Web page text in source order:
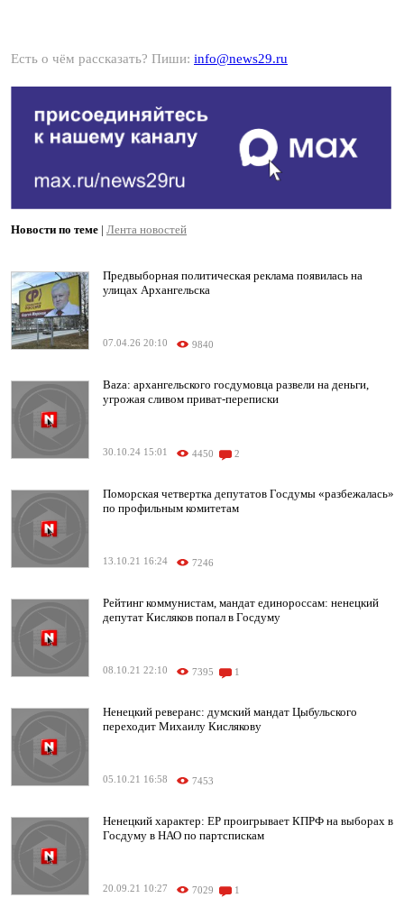
Есть о чём рассказать? Пиши: info@news29.ru
Новости по теме | Лента новостей
Предвыборная политическая реклама появилась на
улицах Архангельска
07.04.26 20:10 9840
Baza: архангельского госдумовца развели на деньги,
угрожая сливом приват-переписки
30.10.24 15:01 4450 2
Поморская четвертка депутатов Госдумы «разбежалась»
по профильным комитетам
13.10.21 16:24 7246
Рейтинг коммунистам, мандат единороссам: ненецкий
депутат Кисляков попал в Госдуму
08.10.21 22:10 7395 1
Ненецкий реверанс: думский мандат Цыбульского
переходит Михаилу Кислякову
05.10.21 16:58 7453
Ненецкий характер: ЕР проигрывает КПРФ на выборах в
Госдуму в НАО по партспискам
20.09.21 10:27 7029 1